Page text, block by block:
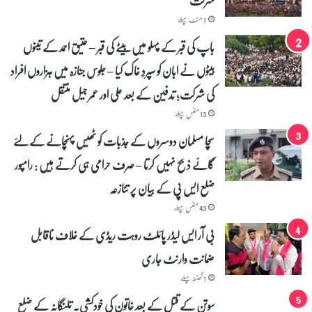
ی
ب
ک
ا
ا
ہ
ت
ا
م
۔
ا
ر
و
ص
ح
ا
ف
ی
و
1 منٹ پہلے
باپ کی قبر کے پہلو میں بیٹے کی قبر – عتیق احمد کے تینوں
بیٹوں نے ابان کو سپردِ خاک کیا – جلوس جنازہ میں ہزاروں افراد
کی شرکت؛ تدفین کے بعد علی اور عمر جیل منتقل
13 منٹس پہلے
سچا مسلمان دوسروں کے جذبات کو ٹھیس پہنچانے کے لئے
گائے ذبح نہیں کرتا – صرف حرامی ہی کرتے ہیں : رامپور
ضلع ایس پی کے بیان پر تنازعہ
43 منٹس پہلے
بی آر ایس لیڈر پائلٹ روہت ریڈی کے خلاف ناقابل
ضمانت وارنٹ جاری
1 گھنٹہ پہلے
سوتن کے قتل کے بعد خاتون کی خودکشی۔ تلنگانہ کے ضلع